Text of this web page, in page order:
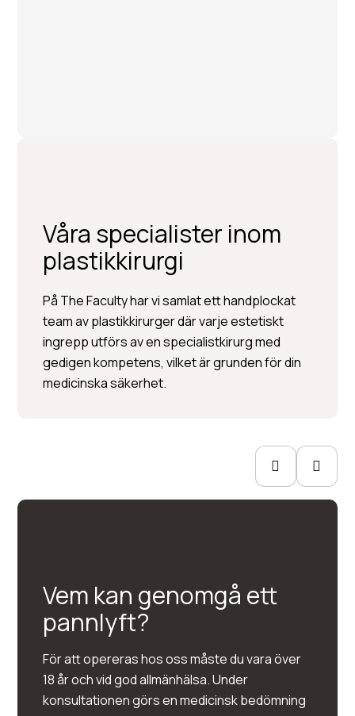
Våra specialister inom
plastikkirurgi
På The Faculty har vi samlat ett handplockat
team av plastikkirurger där varje estetiskt
ingrepp utförs av en specialistkirurg med
gedigen kompetens, vilket är grunden för din
medicinska säkerhet.
Per Hedén
Plastikkirurgi »
Injektionsbehandlingar »
Hudbehandlingar
Vem kan genomgå ett
pannlyft?
För att opereras hos oss måste du vara över
18 år och vid god allmänhälsa. Under
konsultationen görs en medicinsk bedömning